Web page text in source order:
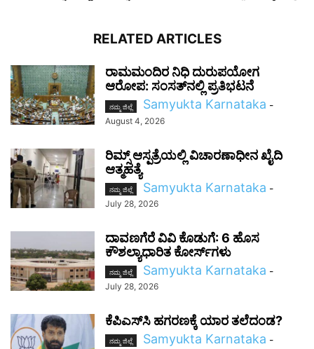
RELATED ARTICLES
ರಾಮಮಂದಿರ ನಿಧಿ ದುರುಪಯೋಗ
ಆರೋಪ: ಸಂಸತ್‌ನಲ್ಲಿ ಪ್ರತಿಭಟನೆ
ನಮ್ಮ ಜಿಲ್ಲೆ Samyukta Karnataka -
August 4, 2026
ರಿಮ್ಸ್ ಆಸ್ಪತ್ರೆಯಲ್ಲಿ ವಿಚಾರಣಾಧೀನ ಖೈದಿ
ಆತ್ಮಹತ್ಯೆ
ನಮ್ಮ ಜಿಲ್ಲೆ Samyukta Karnataka -
July 28, 2026
ದಾವಣಗೆರೆ ವಿವಿ ಕೊಡುಗೆ: 6 ಹೊಸ
ಕೌಶಲ್ಯಾಧಾರಿತ ಕೋರ್ಸ್‌ಗಳು
ನಮ್ಮ ಜಿಲ್ಲೆ Samyukta Karnataka -
July 28, 2026
ಕೆಪಿಎಸ್‌ಸಿ ಹಗರಣಕ್ಕೆ ಯಾರ ತಲೆದಂಡ?
ನಮ್ಮ ಜಿಲ್ಲೆ Samyukta Karnataka -